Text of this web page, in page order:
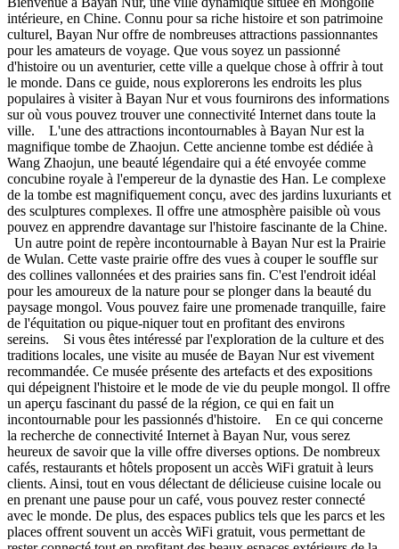
intérieure, en Chine. Connu pour sa riche histoire et son patrimoine
culturel, Bayan Nur offre de nombreuses attractions passionnantes
pour les amateurs de voyage. Que vous soyez un passionné
d'histoire ou un aventurier, cette ville a quelque chose à offrir à tout
le monde. Dans ce guide, nous explorerons les endroits les plus
populaires à visiter à Bayan Nur et vous fournirons des informations
sur où vous pouvez trouver une connectivité Internet dans toute la
ville. L'une des attractions incontournables à Bayan Nur est la
magnifique tombe de Zhaojun. Cette ancienne tombe est dédiée à
Wang Zhaojun, une beauté légendaire qui a été envoyée comme
concubine royale à l'empereur de la dynastie des Han. Le complexe
de la tombe est magnifiquement conçu, avec des jardins luxuriants et
des sculptures complexes. Il offre une atmosphère paisible où vous
pouvez en apprendre davantage sur l'histoire fascinante de la Chine.
Un autre point de repère incontournable à Bayan Nur est la Prairie
de Wulan. Cette vaste prairie offre des vues à couper le souffle sur
des collines vallonnées et des prairies sans fin. C'est l'endroit idéal
pour les amoureux de la nature pour se plonger dans la beauté du
paysage mongol. Vous pouvez faire une promenade tranquille, faire
de l'équitation ou pique-niquer tout en profitant des environs
sereins. Si vous êtes intéressé par l'exploration de la culture et des
traditions locales, une visite au musée de Bayan Nur est vivement
recommandée. Ce musée présente des artefacts et des expositions
qui dépeignent l'histoire et le mode de vie du peuple mongol. Il offre
un aperçu fascinant du passé de la région, ce qui en fait un
incontournable pour les passionnés d'histoire. En ce qui concerne
la recherche de connectivité Internet à Bayan Nur, vous serez
heureux de savoir que la ville offre diverses options. De nombreux
cafés, restaurants et hôtels proposent un accès WiFi gratuit à leurs
clients. Ainsi, tout en vous délectant de délicieuse cuisine locale ou
en prenant une pause pour un café, vous pouvez rester connecté
avec le monde. De plus, des espaces publics tels que les parcs et les
places offrent souvent un accès WiFi gratuit, vous permettant de